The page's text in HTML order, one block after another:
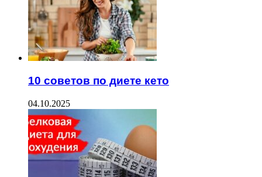
10 советов по диете кето
04.10.2025